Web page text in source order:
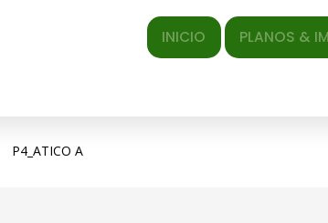
INICIO PLANOS & IMAGENES
P4_ATICO A